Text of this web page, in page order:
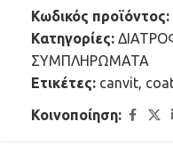
Κωδικός προϊόντος:
Κατηγορίες:
ΣΥΜΠΛΗΡΩΜΑΤΑ
Ετικέτες: canvit,
Κοινοποίηση: